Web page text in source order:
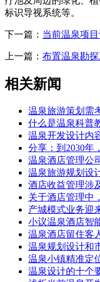
标识导视系统等。
下一篇： 当前温泉项
上一篇： 布置温泉勘
相关新闻
温泉旅游策划需
什么是温泉科普
温泉开发设计内
分享：到2030年
温泉酒店管理公
温泉旅游规划设
酒店收益管理涉
关于酒店管理中
产城模式业务迎
小议温泉酒店智
温泉酒店留住客
温泉规划设计和
温泉小镇精准定
温泉设计的十个